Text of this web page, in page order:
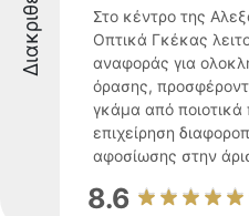
Στο κέντρο της
Οπτικά Γκέκας
αναφοράς για
όρασης,
γκάμα από ποιοτικά
επιχείρηση
αφοσίωσης στην
8.6